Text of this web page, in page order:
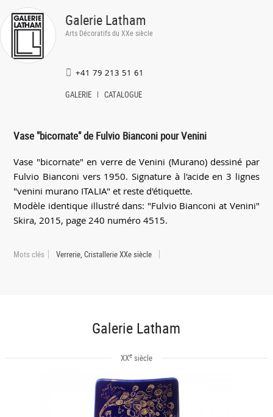
Galerie Latham
Arts Décoratifs du XXe siècle
+41 79 213 51 61
GALERIE CATALOGUE
Vase "bicornate" de Fulvio Bianconi pour Venini
Vase "bicornate" en verre de Venini (Murano) dessiné par
Fulvio Bianconi vers 1950. Signature à l'acide en 3 lignes
"venini murano ITALIA" et reste d'étiquette.
Modèle identique illustré dans: "Fulvio Bianconi at Venini"
Skira, 2015, page 240 numéro 4515.
Mots clés Verrerie, Cristallerie XXe siècle
Galerie Latham
XXesiècle